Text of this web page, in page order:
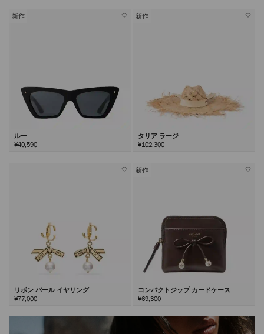
新作
ルー
¥40,590
新作
タリア ラージ
¥102,300
リボン パール イヤリング
¥77,000
新作
コンパクトジップ カードケース
¥69,300